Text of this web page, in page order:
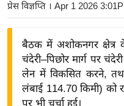
ज़
द्यो
प्रेस विज्ञप्ति । Apr 1 2026
बैठक में अशोकनगर क्षेत्र के
चंदेरी–पिछोर मार्ग पर
लेन में विकसित करने,
लंबाई 114.70 किमी) को
पर भी चर्चा हुई।